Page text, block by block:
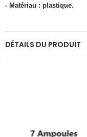
- Matériau : plastique.
DÉTAILS DU PRODUIT